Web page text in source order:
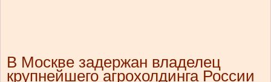
В Москве задержан владелец
крупнейшего агрохолдинга России